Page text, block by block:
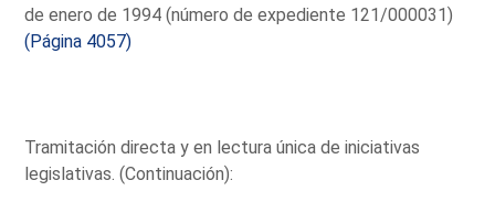
de enero de 1994 (número de expediente 121/000031)
(Página 4057)
Tramitación directa y en lectura única de iniciativas
legislativas. (Continuación):